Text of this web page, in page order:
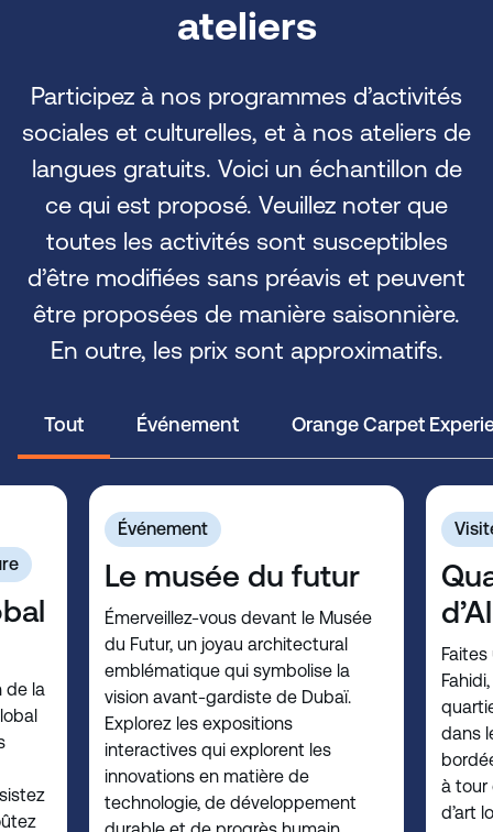
ateliers
Participez à nos programmes d’activités
sociales et culturelles, et à nos ateliers de
langues gratuits. Voici un échantillon de
ce qui est proposé. Veuillez noter que
toutes les activités sont susceptibles
d’être modifiées sans préavis et peuvent
être proposées de manière saisonnière.
En outre, les prix sont approximatifs.
Tout Événement Orange Carpet
de la
Événement
Le musée du futur
Émerveillez-vous devant le Musée
du Futur, un joyau architectural
emblématique qui symbolise la
vision avant-gardiste de Dubaï.
Explorez les expositions
interactives qui explorent les
innovations en matière de
technologie, de développement
dans
à tour
d’art